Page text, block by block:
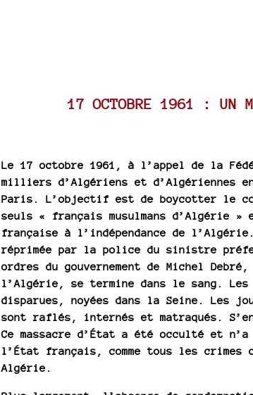
17 OCTOBRE 1961 : UN
Le 17 octobre 1961, à l’appel de la
milliers d’Algériens et d’Algériennes
Paris. L’objectif est de boycotter le
seuls « français musulmans d’Algérie
française à l’indépendance de
réprimée par la police du sinistre
ordres du gouvernement de Michel
l’Algérie, se termine dans le sang.
disparues, noyées dans la Seine. Les
sont raflés, internés et matraqués.
Ce massacre d’État a été occulté et
l’État français, comme tous les crimes
Algérie.